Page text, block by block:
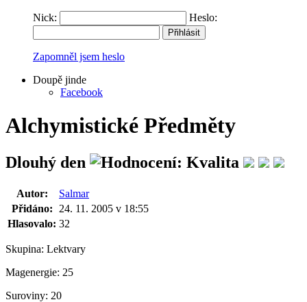
Nick: Heslo:
Zapomněl jsem heslo
Doupě jinde
Facebook
Alchymistické Předměty
Dlouhý den
Autor:
Salmar
Přidáno:
24. 11. 2005 v 18:55
Hlasovalo: 32
Skupina: Lektvary
Magenergie: 25
Suroviny: 20